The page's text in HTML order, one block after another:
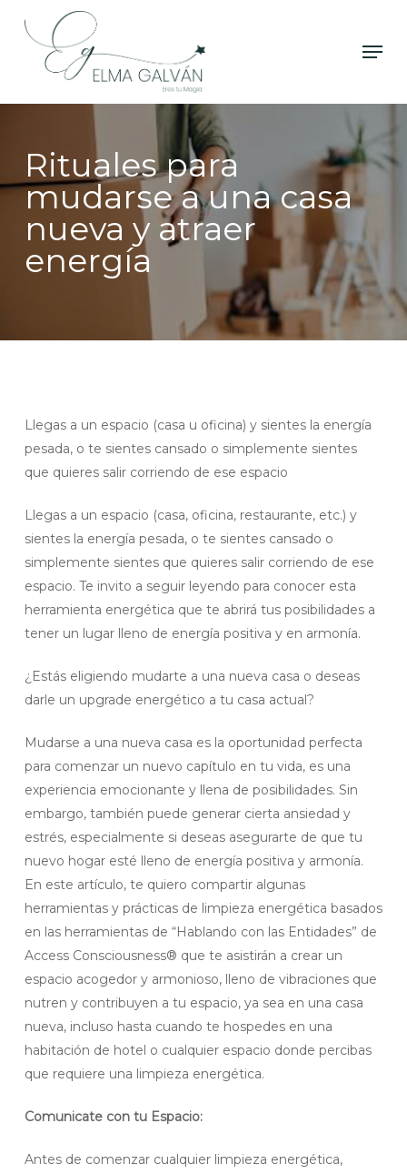
Rituales para
mudarse a una casa
nueva y atraer
energía
Llegas a un espacio (casa u oficina) y sientes la energía
pesada, o te sientes cansado o simplemente sientes
que quieres salir corriendo de ese espacio
Llegas a un espacio (casa, oficina, restaurante, etc.) y
sientes la energía pesada, o te sientes cansado o
simplemente sientes que quieres salir corriendo de ese
espacio. Te invito a seguir leyendo para conocer esta
herramienta energética que te abrirá tus posibilidades a
tener un lugar lleno de energía positiva y en armonía.
¿Estás eligiendo mudarte a una nueva casa o deseas
darle un upgrade energético a tu casa actual?
Mudarse a una nueva casa es la oportunidad perfecta
para comenzar un nuevo capítulo en tu vida, es una
experiencia emocionante y llena de posibilidades. Sin
embargo, también puede generar cierta ansiedad y
estrés, especialmente si deseas asegurarte de que tu
nuevo hogar esté lleno de energía positiva y armonía.
En este artículo, te quiero compartir algunas
herramientas y prácticas de limpieza energética basados
en las herramientas de “Hablando con las Entidades” de
Access Consciousness® que te asistirán a crear un
espacio acogedor y armonioso, lleno de vibraciones que
nutren y contribuyen a tu espacio, ya sea en una casa
nueva, incluso hasta cuando te hospedes en una
habitación de hotel o cualquier espacio donde percibas
que requiere una limpieza energética.
Comunicate con tu Espacio:
Antes de comenzar cualquier limpieza energética,
Close